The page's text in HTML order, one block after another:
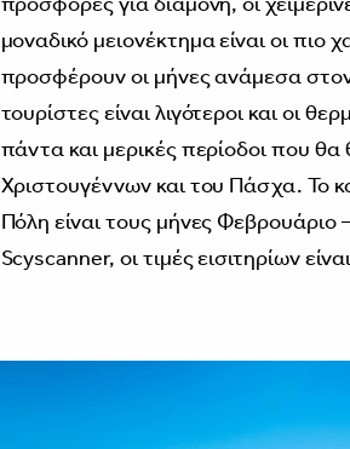
μοναδικό μειονέκτημα είναι οι
προσφέρουν οι μήνες ανάμεσα
τουρίστες είναι λιγότεροι και οι
πάντα και μερικές περίοδοι που
Χριστουγέννων και του Πάσχα. Το
Πόλη είναι τους μήνες
Scyscanner, οι τιμές εισιτηρίων